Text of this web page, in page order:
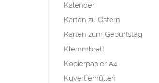
Kalender
Karten zu Ostern
Karten zum Geburtstag
Klemmbrett
Kopierpapier A4
Kuvertierhüllen